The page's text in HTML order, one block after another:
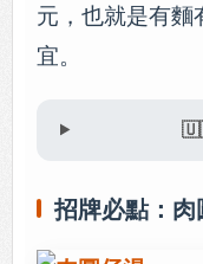
元，也就是有
宜。
招牌必點：肉